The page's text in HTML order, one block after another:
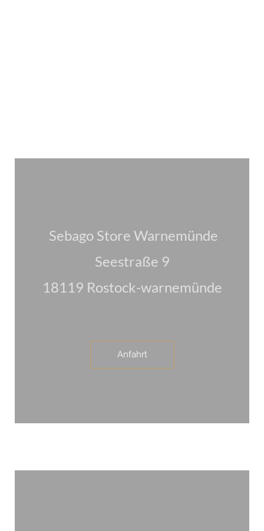
Sebago Store Warnemünde
Seestraße 9
18119 Rostock-warnemünde
Anfahrt